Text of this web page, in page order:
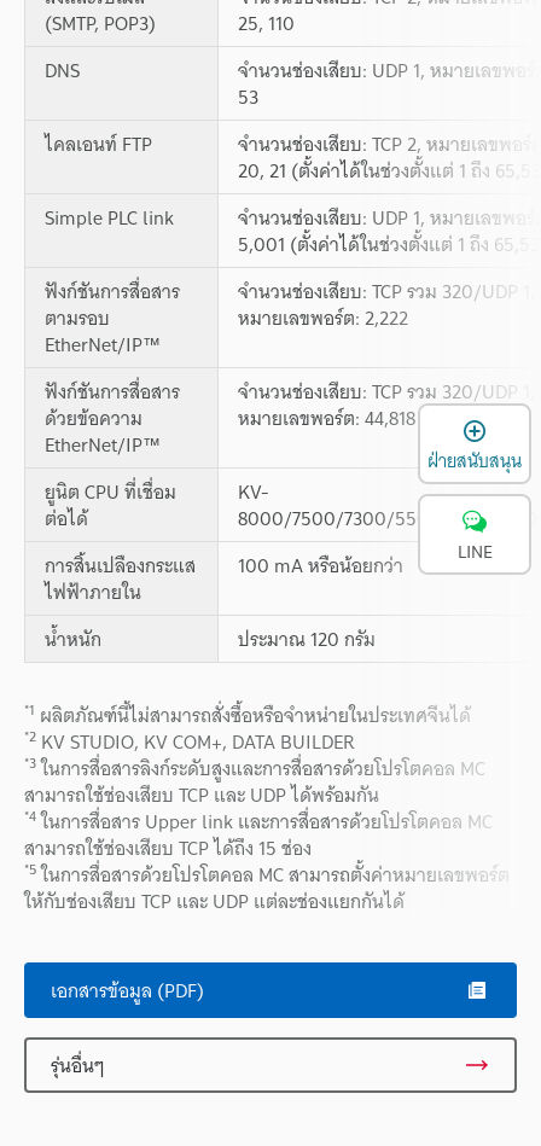
(SMTP, POP3)
25, 110
DNS
จำนวนช่องเสียบ: UDP 1, หมายเลขพอ
53
ไคลเอนท์ FTP
จำนวนช่องเสียบ: TCP 2, หมายเลขพอร์
20, 21 (ตั้งค่าได้ในช่วงตั้งแต่ 1 ถึง
Simple PLC link
จำนวนช่องเสียบ: UDP 1, หมายเลขพอ
5,001 (ตั้งค่าได้ในช่วงตั้งแต่ 1 ถึง
ฟังก์ชันการสื่อสาร
ตามรอบ
EtherNet/IP™
จำนวนช่องเสียบ: TCP รวม 320/UDP 1,
หมายเลขพอร์ต: 2,222
ฟังก์ชันการสื่อสาร
ด้วยข้อความ
EtherNet/IP™
จำนวนช่องเสียบ: TCP รวม 320/UDP 1,
หมายเลขพอร์ต: 44,818
ยูนิต CPU ที่เชื่อม
ต่อได้
KV-
8000/7500/7300/5500/5000/
การสิ้นเปลืองกระแส
ไฟฟ้าภายใน
100 mA หรือน้อยกว่า
น้ำหนัก ประมาณ 120 กรัม
*1 ผลิตภัณฑ์นี้ไม่สามารถสั่งซื้อหรือจำหน่ายในประเทศจีนได้
*2 KV STUDIO, KV COM+, DATA BUILDER
*3ในการสื่อสารลิงก์ระดับสูงและการสื่อสารด้วยโปรโตคอล MC
สามารถใช้ช่องเสียบ TCP และ UDP ได้พร้อมกัน
*4ในการสื่อสาร Upper link และการสื่อสารด้วยโปรโตคอล MC
สามารถใช้ช่องเสียบ TCP ได้ถึง 15 ช่อง
*5ในการสื่อสารด้วยโปรโตคอล MC สามารถตั้งค่าหมายเลขพอร์ต
ให้กับช่องเสียบ TCP และ UDP แต่ละช่องแยกกันได้
เอกสารข้อมูล (PDF)
รุ่นอื่นๆ
ฝ่ายสนับสนุน
LINE